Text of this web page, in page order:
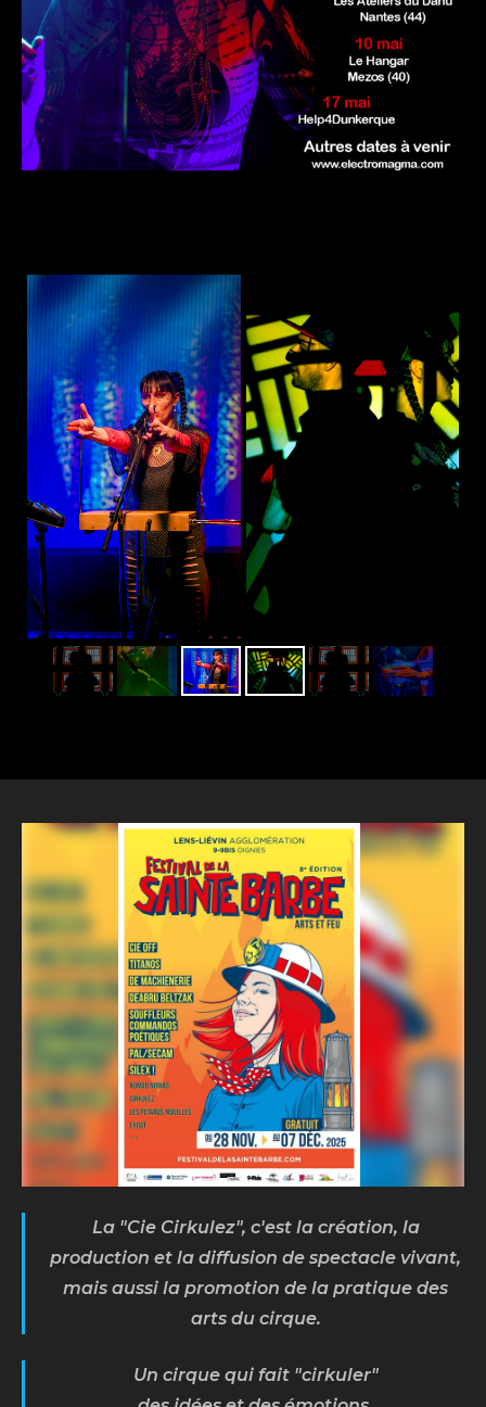
ALAHYA
Lun. 25 août 2025
Biscarosse (40)
La "Cie Cirkulez", c'est la création, la
production et la diffusion de spectacle vivant,
mais aussi la promotion de la pratique des
arts du cirque.
Un cirque qui fait "cirkuler"